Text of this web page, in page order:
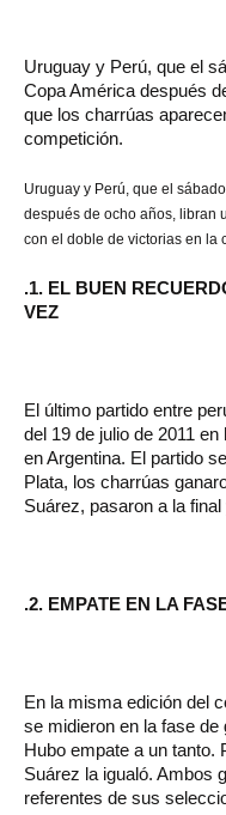
Uruguay y Perú, que el
Copa América después
que los charrúas
competición.
Uruguay y Perú, que el
después de ocho años, libran
con el doble de victorias en la
.1. EL BUEN
VEZ
El último partido entre
del 19 de julio de 2011
en Argentina. El partido
Plata, los charrúas
Suárez, pasaron a la
.2. EMPATE EN LA
En la misma edición del
se midieron en la fase
Hubo empate a un tanto.
Suárez la igualó. Ambos
referentes de sus